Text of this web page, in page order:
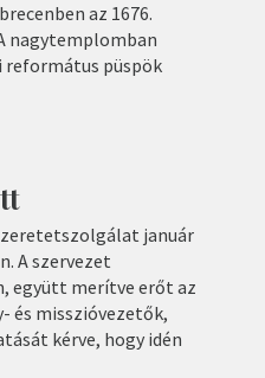
az 1676.
nagytemplomban
püspök
január
A szervezet
együtt merítve erőt az
és misszióvezetők,
kérve, hogy idén